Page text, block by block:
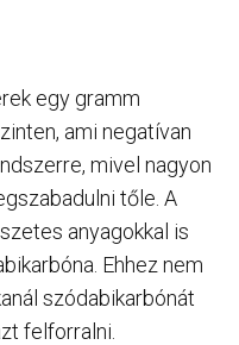
egy gramm
ami negatívan
mivel nagyon
tőle. A
anyagokkal is
Ehhez nem
szódabikarbónát
felforralni.